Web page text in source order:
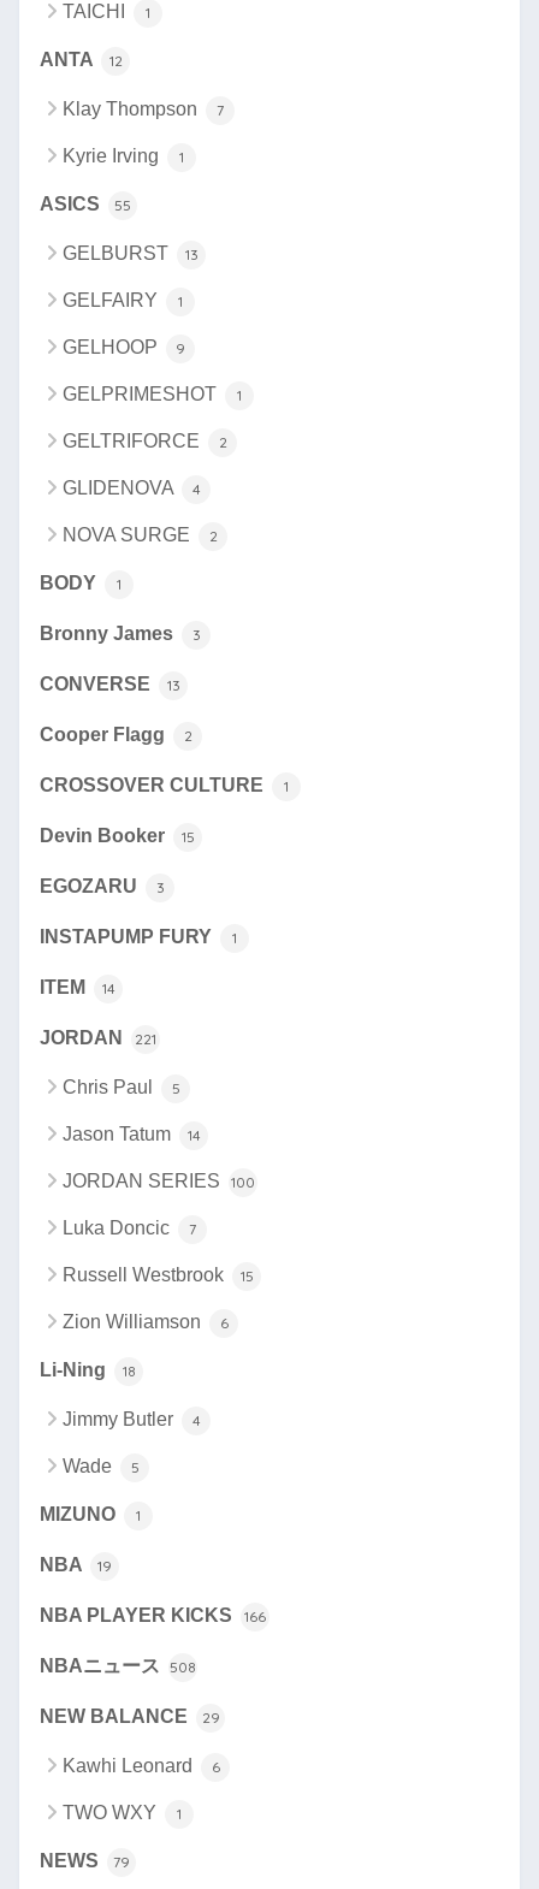
TAICHI 1
ANTA 12
Klay Thompson 7
Kyrie Irving 1
ASICS 55
GELBURST 13
GELFAIRY 1
GELHOOP 9
GELPRIMESHOT 1
GELTRIFORCE 2
GLIDENOVA 4
NOVA SURGE 2
BODY 1
Bronny James 3
CONVERSE 13
Cooper Flagg 2
CROSSOVER CULTURE 1
Devin Booker 15
EGOZARU 3
INSTAPUMP FURY 1
ITEM 14
JORDAN 221
Chris Paul 5
Jason Tatum 14
JORDAN SERIES 100
Luka Doncic 7
Russell Westbrook 15
Zion Williamson 6
Li-Ning 18
Jimmy Butler 4
Wade 5
MIZUNO 1
NBA 19
NBA PLAYER KICKS 166
NBAニュース 508
NEW BALANCE 29
Kawhi Leonard 6
TWO WXY 1
NEWS 79